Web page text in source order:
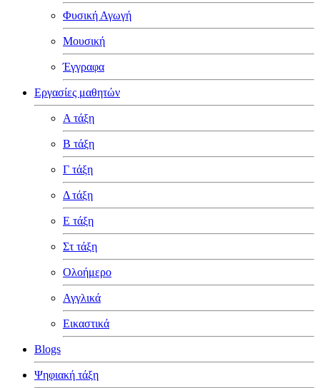
Φυσική Αγωγή
Μουσική
Έγγραφα
Εργασίες μαθητών
Α τάξη
Β τάξη
Γ τάξη
Δ τάξη
Ε τάξη
Στ τάξη
Ολοήμερο
Αγγλικά
Εικαστικά
Blogs
Ψηφιακή τάξη